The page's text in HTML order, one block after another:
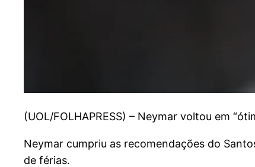
(UOL/FOLHAPRESS) – Neymar voltou em
Neymar cumpriu as recomendações do
de férias.